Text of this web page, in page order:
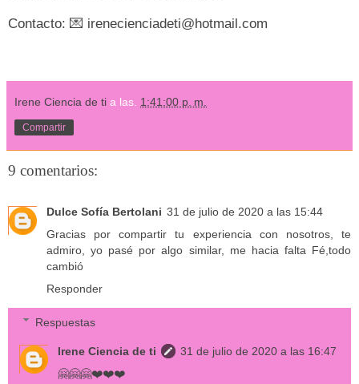
Contacto: 💌 irenecienciadeti@hotmail.com
Irene Ciencia de ti a las. 1:41:00 p. m.
Compartir
9 comentarios:
Dulce Sofía Bertolani 31 de julio de 2020 a las 15:44
Gracias por compartir tu experiencia con nosotros, te
admiro, yo pasé por algo similar, me hacia falta Fé,todo
cambió
Responder
Respuestas
Irene Ciencia de ti
31 de julio de 2020 a las 16:47
🤗🤗🤗❤️❤️❤️